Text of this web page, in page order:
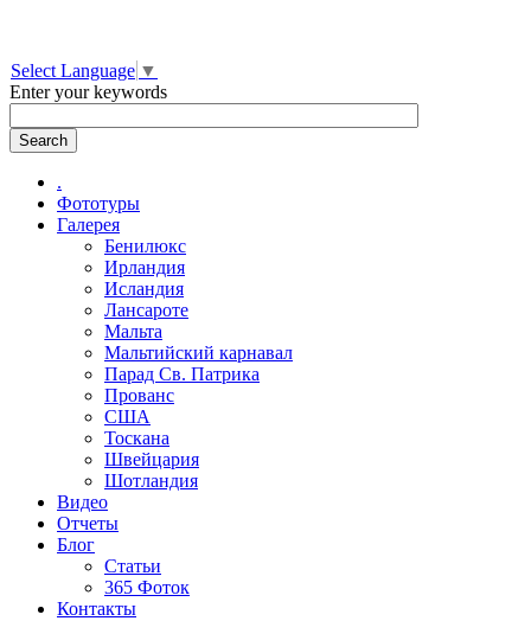
Select Language ▼
Enter your keywords
.
Фототуры
Галерея
Бенилюкс
Ирландия
Исландия
Лансароте
Мальта
Мальтийский карнавал
Парад Св. Патрика
Прованс
США
Тоскана
Швейцария
Шотландия
Видео
Отчеты
Блог
Статьи
365 Фоток
Контакты